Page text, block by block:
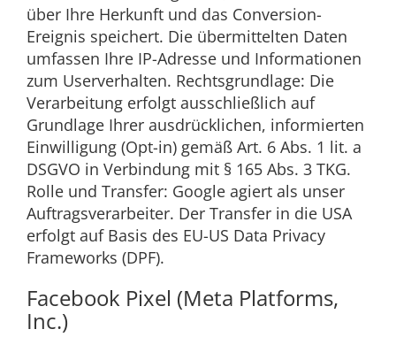
über Ihre Herkunft und das Conversion-
Ereignis speichert. Die übermittelten Daten
umfassen Ihre IP-Adresse und Informationen
zum Userverhalten. Rechtsgrundlage: Die
Verarbeitung erfolgt ausschließlich auf
Grundlage Ihrer ausdrücklichen, informierten
Einwilligung (Opt-in) gemäß Art. 6 Abs. 1 lit. a
DSGVO in Verbindung mit § 165 Abs. 3 TKG.
Rolle und Transfer: Google agiert als unser
Auftragsverarbeiter. Der Transfer in die USA
erfolgt auf Basis des EU-US Data Privacy
Frameworks (DPF).
Facebook Pixel (Meta Platforms,
Inc.)